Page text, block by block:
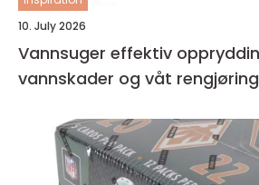
10. July 2026
Vannsuger effektiv opprydding ved
vannskader og våt rengjøring